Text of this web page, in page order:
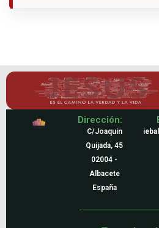
Dirección:
C/Joaquín
Quijada, 45
02004 -
Albacete
España